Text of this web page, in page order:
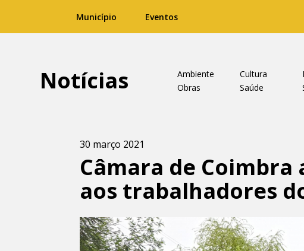
Município Eventos
Notícias Ambiente Cultura
Obras
Saúde
30 março 2021
Câmara de
aos trabalhadores